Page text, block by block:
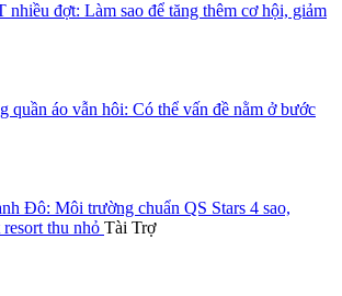
đợt: Làm sao để tăng thêm cơ hội, giảm
quần áo vẫn hôi: Có thể vấn đề nằm ở bước
Đô: Môi trường chuẩn QS Stars 4 sao,
thu nhỏ Tài Trợ